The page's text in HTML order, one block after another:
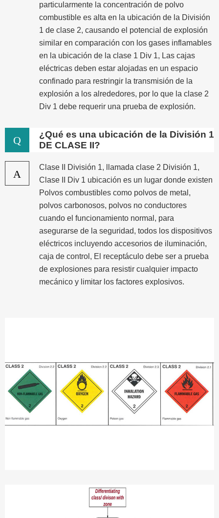
particularmente la concentración de polvo
combustible es alta en la ubicación de la División
1 de clase 2, causando el potencial de explosión
similar en comparación con los gases inflamables
en la ubicación de la clase 1 Div 1, Las cajas
eléctricas deben estar alojadas en un espacio
confinado para restringir la transmisión de la
explosión a los alrededores, por lo que la clase 2
Div 1 debe requerir una prueba de explosión.
Q
¿Qué es una ubicación de la División 1
DE CLASE II?
A
Clase II División 1, llamada clase 2 División 1,
Clase II Div 1 ubicación es un lugar donde existen
Polvos combustibles como polvos de metal,
polvos carbonosos, polvos no conductores
cuando el funcionamiento normal, para
asegurarse de la seguridad, todos los dispositivos
eléctricos incluyendo accesorios de iluminación,
caja de control, El receptáculo debe ser a prueba
de explosiones para resistir cualquier impacto
mecánico y limitar los factores explosivos.